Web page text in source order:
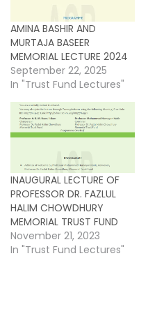
AMINA BASHIR AND
MURTAJA BASEER
MEMORIAL LECTURE 2024
September 22, 2025
In "Trust Fund Lectures"
INAUGURAL LECTURE OF
PROFESSOR DR. FAZLUL
HALIM CHOWDHURY
MEMORIAL TRUST FUND
November 21, 2023
In "Trust Fund Lectures"